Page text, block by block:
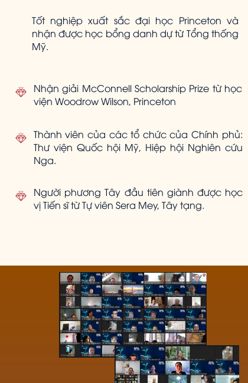
Tốt nghiệp xuất sắc đại học Princeton và
nhận được học bổng danh dự từ Tổng thống
Mỹ.
Nhận giải McConnell Scholarship Prize từ học
viện Woodrow Wilson, Princeton
Thành viên của các tổ chức của Chính phủ:
Thư viện Quốc hội Mỹ, Hiệp hội Nghiên cứu
Nga.
Người phương Tây đầu tiên giành được học
vị Tiến sĩ từ Tự viên Sera Mey, Tây tạng.